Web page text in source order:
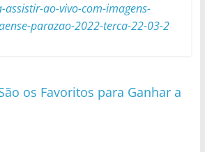
ao-vivo-com-imagens-
parazao-2022-terca-22-03-2
os Favoritos para Ganhar a